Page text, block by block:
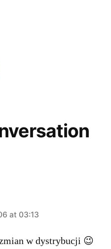
at 03:13
w dystrybucji 😉